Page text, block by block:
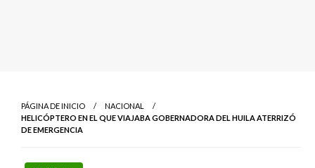
PÁGINA DE INICIO
NACIONAL
HELICÓPTERO EN EL QUE VIAJABA GOBERNADORA DEL HUILA ATERRIZÓ
DE EMERGENCIA